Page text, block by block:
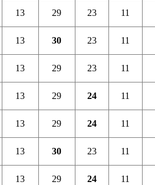
13 29 23 11
13 30 23 11
13 29 23 11
13 29 24 11
13 29 24 11
13 30 23 11
13 29 24 11